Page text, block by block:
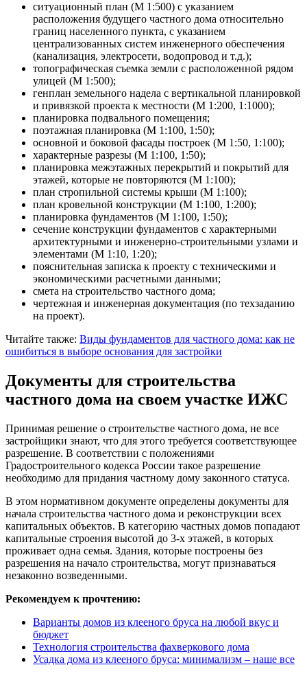
ситуационный план (М 1:500) с указанием
расположения будущего частного дома относительно
границ населенного пункта, с указанием
централизованных систем инженерного обеспечения
(канализация, электросети, водопровод и т.д.);
топографическая съемка земли с расположенной рядом
улицей (М 1:500);
генплан земельного надела с вертикальной планировкой
и привязкой проекта к местности (М 1:200, 1:1000);
планировка подвального помещения;
поэтажная планировка (М 1:100, 1:50);
основной и боковой фасады построек (М 1:50, 1:100);
характерные разрезы (М 1:100, 1:50);
планировка межэтажных перекрытий и покрытий для
этажей, которые не повторяются (М 1:100);
план стропильной системы крыши (М 1:100);
план кровельной конструкции (М 1:100, 1:200);
планировка фундаментов (М 1:100, 1:50);
сечение конструкции фундаментов с характерными
архитектурными и инженерно-строительными узлами и
элементами (М 1:10, 1:20);
пояснительная записка к проекту с техническими и
экономическими расчетными данными;
смета на строительство частного дома;
чертежная и инженерная документация (по техзаданию
на проект).
Читайте также: Виды фундаментов для частного дома: как не
ошибиться в выборе основания для застройки
Документы для строительства
частного дома на своем участке ИЖС
Принимая решение о строительстве частного дома, не все
застройщики знают, что для этого требуется соответствующее
разрешение. В соответствии с положениями
Градостроительного кодекса России такое разрешение
необходимо для придания частному дому законного статуса.
В этом нормативном документе определены документы для
начала строительства частного дома и реконструкции всех
капитальных объектов. В категорию частных домов попадают
капитальные строения высотой до 3-х этажей, в которых
проживает одна семья. Здания, которые построены без
разрешения на начало строительства, могут признаваться
незаконно возведенными.
Рекомендуем к прочтению:
Варианты домов из клееного бруса на любой вкус и
бюджет
Технология строительства фахверкового дома
Усадка дома из клееного бруса: минимализм – наше все